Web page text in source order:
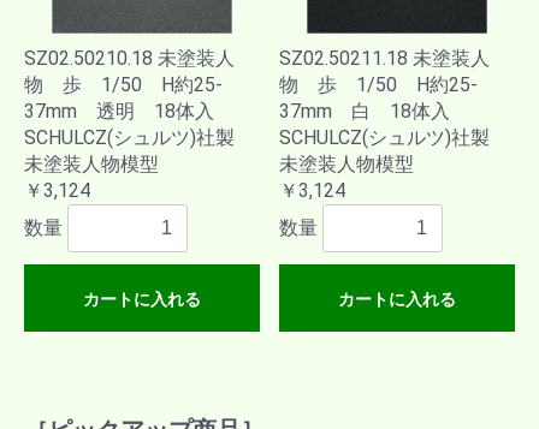
SZ02.50210.18 未塗装人
物 歩 1/50 H約25-
37mm 透明 18体入
SCHULCZ(シュルツ)社製
未塗装人物模型
￥3,124
数量
カートに入れる
SZ02.50211.18 未塗装人
物 歩 1/50 H約25-
37mm 白 18体入
SCHULCZ(シュルツ)社製
未塗装人物模型
￥3,124
数量
カートに入れる